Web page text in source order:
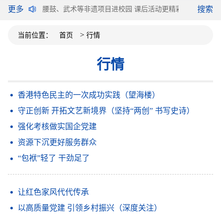
更多
际双循环 腰鼓、武术等非遗项目进校园 课后活动更精彩 “劳模”
搜索
当前位置： 首页 > 行情
行情
香港特色民主的一次成功实践（望海楼）
守正创新 开拓文艺新境界（坚持“两创” 书写史诗）
强化考核做实国企党建
资源下沉更好服务群众
“包袱”轻了 干劲足了
让红色家风代代传承
以高质量党建 引领乡村振兴（深度关注）